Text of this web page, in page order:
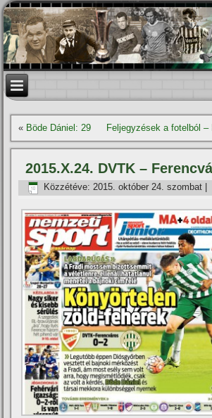
« Böde Dániel: 29 Feljegyzések a fotelból –
2015.X.24. DVTK –
Közzétéve: 2015. október 24. szombat